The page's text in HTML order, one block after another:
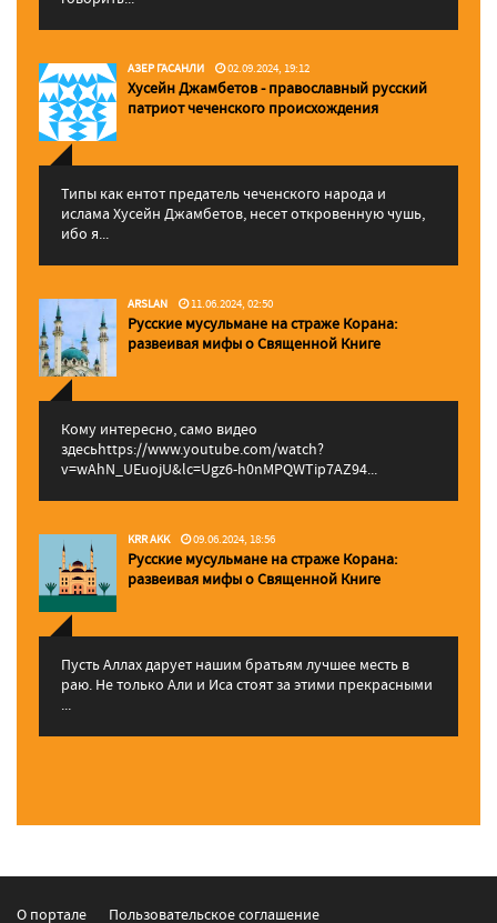
АЗЕР ГАСАНЛИ 02.09.2024, 19:12
Хусейн Джамбетов - православный русский
патриот чеченского происхождения
Типы как ентот предатель чеченского народа и
ислама Хусейн Джамбетов, несет откровенную чушь,
ибо я...
ARSLAN 11.06.2024, 02:50
Русские мусульмане на страже Корана:
pазвеивая мифы о Священной Книге
Кому интересно, само видео
здесьhttps://www.youtube.com/watch?
v=wAhN_UEuojU&lc=Ugz6-h0nMPQWTip7AZ94...
KRR AKK 09.06.2024, 18:56
Русские мусульмане на страже Корана:
pазвеивая мифы о Священной Книге
Пусть Аллах дарует нашим братьям лучшее месть в
раю. Не только Али и Иса стоят за этими прекрасными
...
О портале Пользовательское соглашение